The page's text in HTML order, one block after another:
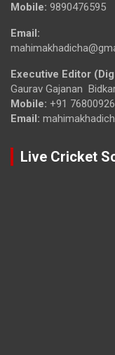
Mobile: 9890476595
Email:
Executive Editor
Gaurav Gajanan
Mobile: +91
Email:
Live Cricket